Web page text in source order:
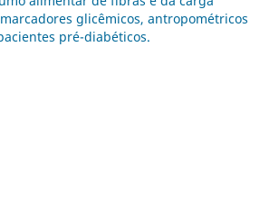
glicêmicos, antropométricos
pré-diabéticos.